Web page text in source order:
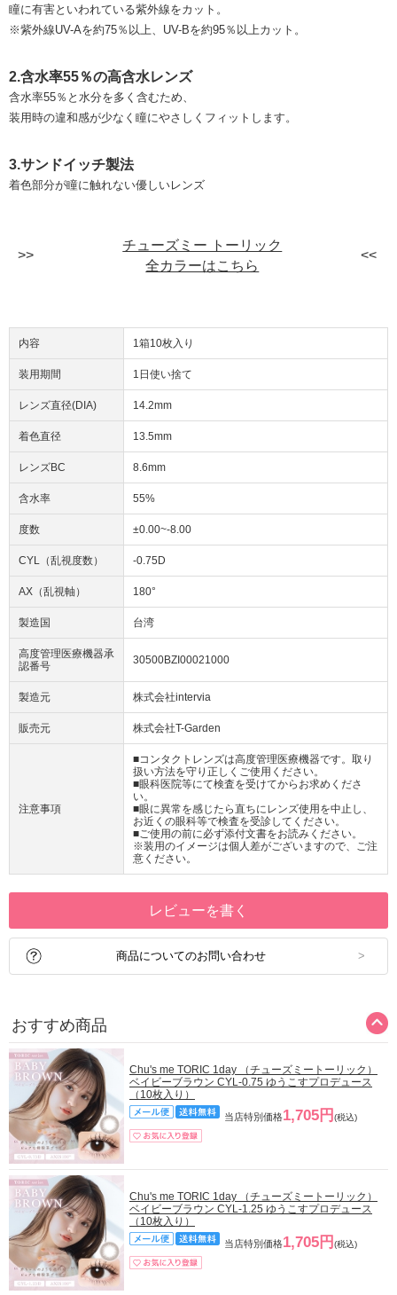
瞳に有害といわれている紫外線をカット。
※紫外線UV-Aを約75％以上、UV-Bを約95％以上カット。
2.含水率55％の高含水レンズ
含水率55％と水分を多く含むため、
装用時の違和感が少なく瞳にやさしくフィットします。
3.サンドイッチ製法
着色部分が瞳に触れない優しいレンズ
チューズミー トーリック
全カラーはこちら
内容 1箱10枚入り
装用期間 1日使い捨て
レンズ直径(DIA) 14.2mm
着色直径 13.5mm
レンズBC 8.6mm
含水率 55%
度数 ±0.00~-8.00
CYL（乱視度数） -0.75D
AX（乱視軸） 180°
製造国 台湾
高度管理医療機器承
認番号
30500BZI00021000
製造元 株式会社intervia
販売元 株式会社T-Garden
注意事項
■コンタクトレンズは高度管理医療機器です。取り
扱い方法を守り正しくご使用ください。
■眼科医院等にて検査を受けてからお求めくださ
い。
■眼に異常を感じたら直ちにレンズ使用を中止し、
お近くの眼科等で検査を受診してください。
■ご使用の前に必ず添付文書をお読みください。
※装用のイメージは個人差がございますので、ご注
意ください。
レビューを書く
商品についてのお問い合わせ
おすすめ商品
Chu's me TORIC 1day （チューズミートーリック）
ベイビーブラウン CYL-0.75 ゆうこすプロデュース
（10枚入り）
当店特別価格1,705円 (税込)
Chu's me TORIC 1day （チューズミートーリック）
ベイビーブラウン CYL-1.25 ゆうこすプロデュース
（10枚入り）
当店特別価格1,705円 (税込)